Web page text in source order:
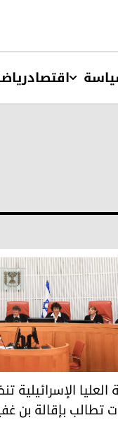
اقتصاد
الأول وسط
الإسرائيلية تنظر
الإسرائيلية
تطالب بإقالة بن